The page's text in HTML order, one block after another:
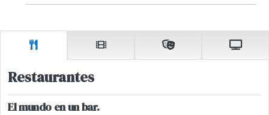
Restaurantes
El mundo en un bar.